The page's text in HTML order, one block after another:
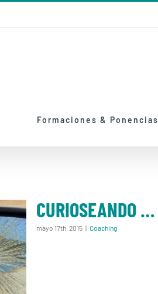
Formaciones & Ponencias
CURIOSEANDO …
mayo 17th, 2015 | Coaching